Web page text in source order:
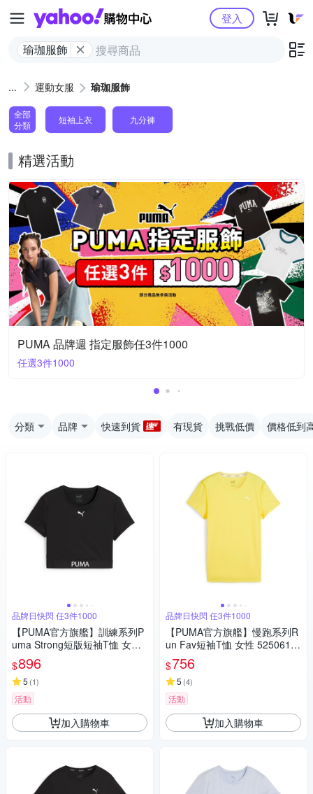
Yahoo購物中心
瑜珈服飾
登入
運動女服 瑜珈服飾
全部
分類
短袖上衣 九分褲
精選活動
PUMA 品牌週 指定服飾任3件1000
任選3件1000
分類 品牌 快速到貨 有現貨 挑戰低價 價格低到
品牌日快閃 任3件1000
【PUMA官方旗艦】訓練系列P
uma Strong短版短袖T恤 女性
52680501
$896
5 (1)
活動
加入購物車
品牌日快閃 任3件1000
【PUMA官方旗艦】慢跑系列R
un Fav短袖T恤 女性 5250613
$756
5 (4)
活動
加入購物車